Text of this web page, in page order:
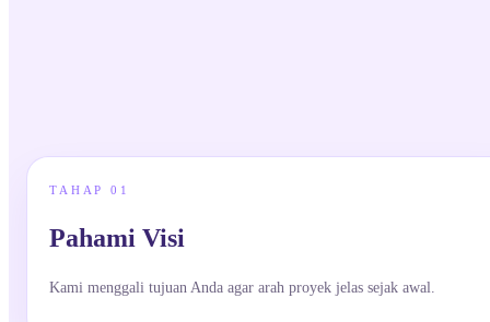
TAHAP01
Pahami Visi
Kami menggali tujuan Anda agar arah proyek jelas sejak awal.